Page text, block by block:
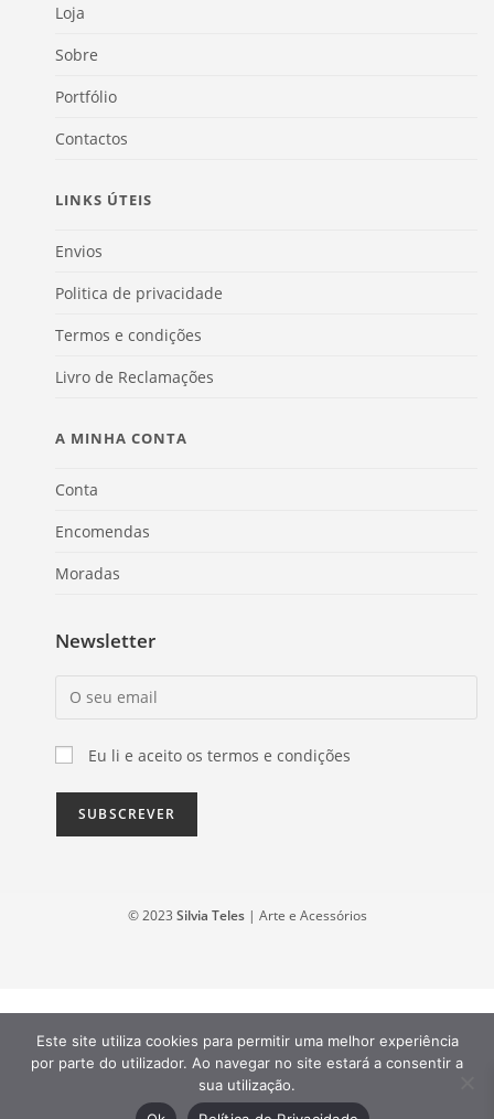
Loja
Sobre
Portfólio
Contactos
LINKS ÚTEIS
Envios
Politica de privacidade
Termos e condições
Livro de Reclamações
A MINHA CONTA
Conta
Encomendas
Moradas
Newsletter
Eu li e aceito os termos e condições
© 2023 Silvia Teles| Arte e Acessórios
Este site utiliza cookies para permitir uma melhor experiência
por parte do utilizador. Ao navegar no site estará a consentir a
sua utilização.